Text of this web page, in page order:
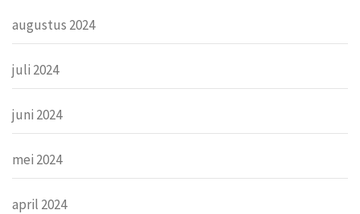
augustus 2024
juli 2024
juni 2024
mei 2024
april 2024